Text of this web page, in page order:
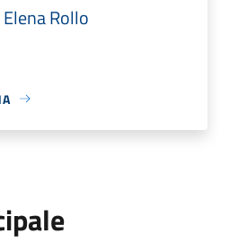
Elena Rollo